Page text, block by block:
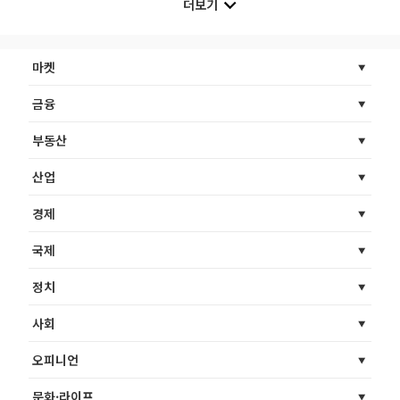
더보기
마켓
금융
부동산
산업
경제
국제
정치
사회
오피니언
문화·라이프